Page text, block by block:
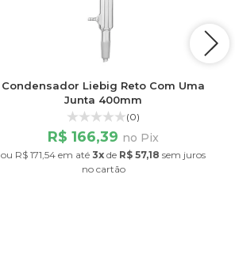
Condensador Liebig Reto Com Uma
Junta 400mm
(0)
R$ 166,39 no Pix
ou R$ 171,54 em até3x de R$ 57,18 sem juros
no cartão